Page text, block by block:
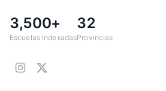
3,500+
Escuelas indexadas
32
Provincias